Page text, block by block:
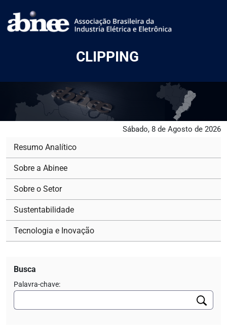
CLIPPING
Sábado, 8 de Agosto de 2026
Resumo Analítico
Sobre a Abinee
Sobre o Setor
Sustentabilidade
Tecnologia e Inovação
Busca
Palavra-chave: